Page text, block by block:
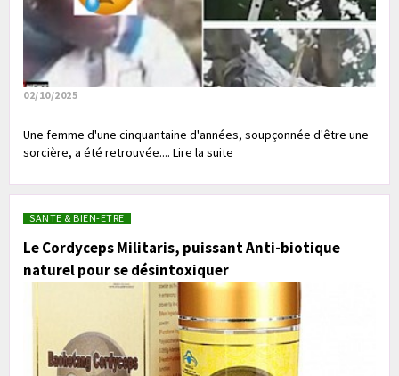
02/10/2025
Une femme d'une cinquantaine d'années, soupçonnée d'être une
sorcière, a été retrouvée.... Lire la suite
SANTE & BIEN-ETRE
Le Cordyceps Militaris, puissant Anti-biotique
naturel pour se désintoxiquer